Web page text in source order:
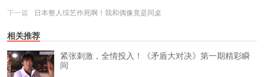
下一篇
日本整人综艺作死啊！我和偶像竟是同桌
相关推荐
紧张刺激，全情投入！《矛盾大对决》第一期精彩瞬
间